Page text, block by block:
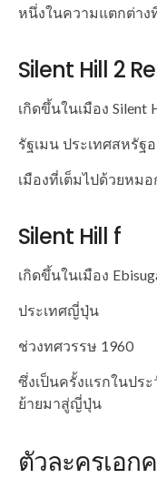
หนึ่งในความแตกต่า
Silent Hill 2
เกิดขึ้นในเมือง Silent
รัฐเมน ประเทศสหรัฐ
เมืองที่เต็มไปด้วยหม
Silent Hill f
เกิดขึ้นในเมือง
ประเทศญี่ปุ่น
ช่วงทศวรรษ 1960
ซึ่งเป็นครั้งแรกในปร
ย้ายมาสู่ญี่ปุ่น
ตัวละครเอก